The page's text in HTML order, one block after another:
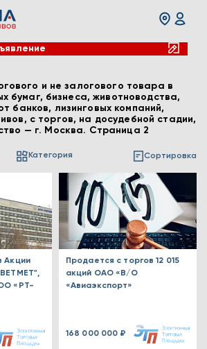
и не залогового товара в
бумаг, бизнеса, животноводства,
банков, лизинговых компаний,
с торгов, на досудебной стадии,
— г. Москва. Страница 2
Категория Сортировка
Акции
«РТ-
Продается с торгов 12 015
акций ОАО «В/О
«Авиаэкспорт»
168 000 000 ₽